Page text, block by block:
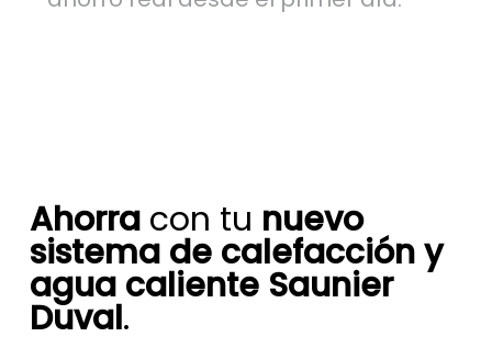
Ahorracon tu nuevo
sistema de calefacción y
agua caliente Saunier
Duval.